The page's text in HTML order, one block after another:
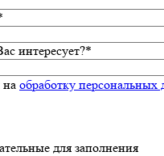
интересует?*
на обработку персональных
для заполнения